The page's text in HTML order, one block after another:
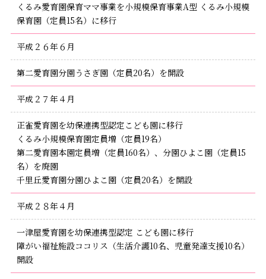
くるみ愛育園保育ママ事業を小規模保育事業A型 くるみ小規模
保育園（定員15名）に移行
平成２６年６月
第二愛育園分園うさぎ園（定員20名）を開設
平成２７年４月
正雀愛育園を幼保連携型認定こども園に移行
くるみ小規模保育園定員増（定員19名）
第二愛育園本園定員増（定員160名）、分園ひよこ園（定員15
名）を廃園
千里丘愛育園分園ひよこ園（定員20名）を開設
平成２８年４月
一津屋愛育園を幼保連携型認定 こども園に移行
障がい福祉施設ココリス（生活介護10名、児童発達支援10名）
開設